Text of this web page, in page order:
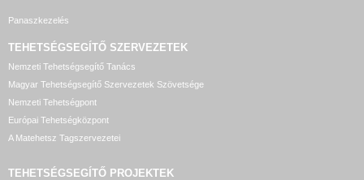
Panaszkezelés
TEHETSÉGSEGÍTŐ SZERVEZETEK
Nemzeti Tehetségsegítő Tanács
Magyar Tehetségsegítő Szervezetek Szövetsége
Nemzeti Tehetségpont
Európai Tehetségközpont
A Matehetsz Tagszervezetei
TEHETSÉGSEGÍTŐ PROJEKTEK